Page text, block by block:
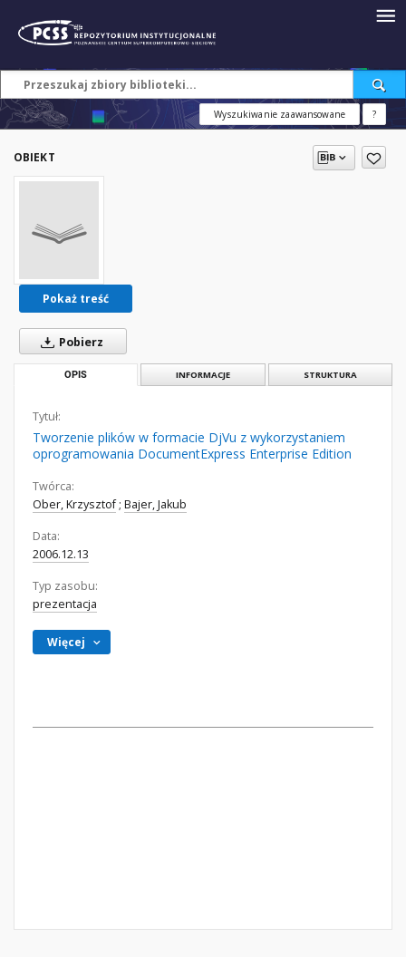
Wyszukiwanie zaawansowane ?
OBIEKT
Pokaż treść
Pobierz
OPIS INFORMACJE STRUKTURA
Tytuł:
Tworzenie plików w formacie DjVu z wykorzystaniem
oprogramowania DocumentExpress Enterprise Edition
Twórca:
Ober, Krzysztof ; Bajer, Jakub
Data:
2006.12.13
Typ zasobu:
prezentacja
Więcej